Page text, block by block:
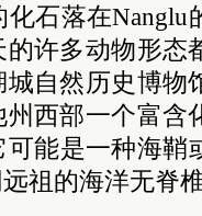
石落在Nanglu
许多动物形态
自然历史博物
西部一个富含
可能是一种海
祖的海洋无脊